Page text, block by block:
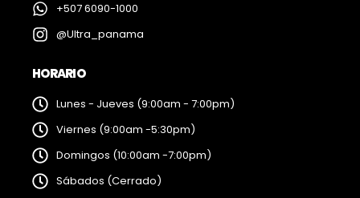
+507 6090-1000
@Ultra_panama
HORARIO
Lunes - Jueves (9:00am - 7:00pm)
Viernes (9:00am -5:30pm)
Domingos (10:00am -7:00pm)
Sábados (Cerrado)